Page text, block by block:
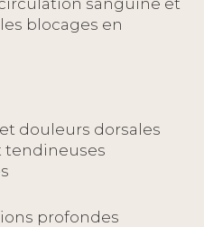
sanguine et
blocages en
douleurs dorsales
tendineuses
profondes